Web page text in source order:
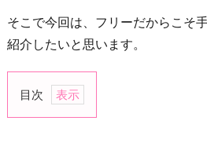
そこで今回は、フリーだからこそ
紹介したいと思います。
目次
1.